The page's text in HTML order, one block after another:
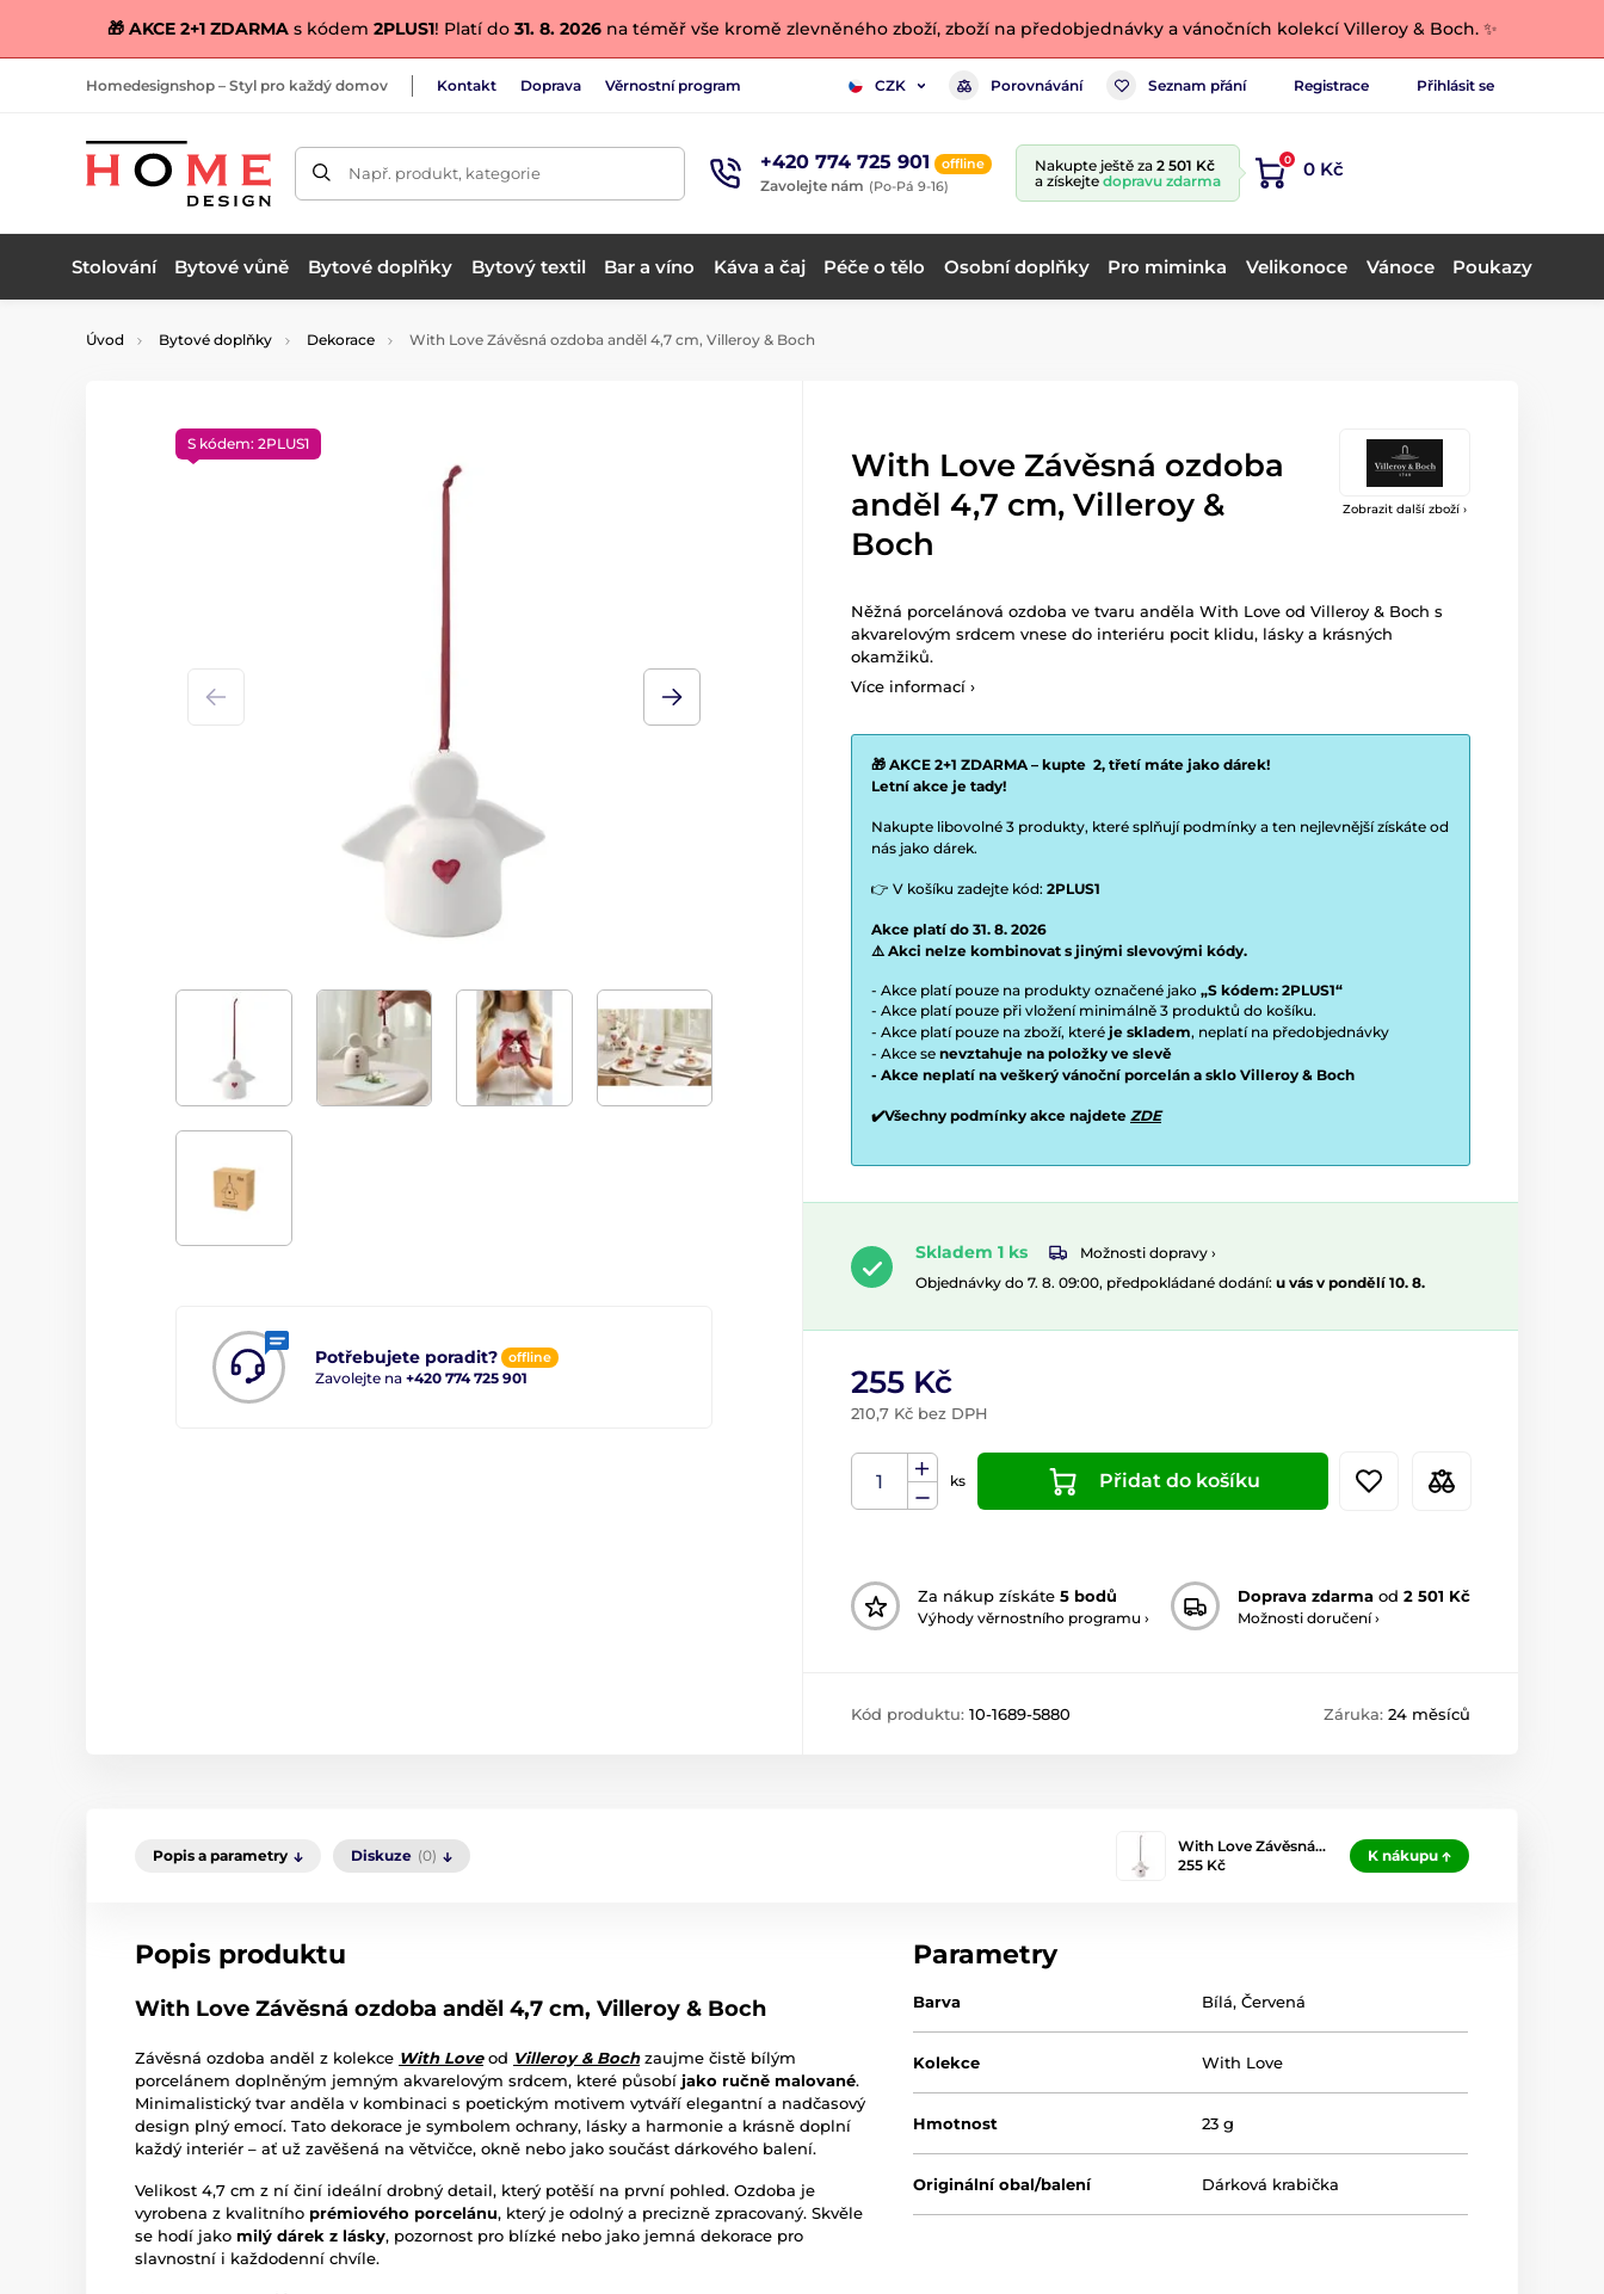
🎁 AKCE 2+1 ZDARMAs kódem 2PLUS1! Platí do31. 8. 2026na téměř vše kromě zlevněného zboží, zboží na předobjednávky a vánočních kolekcí Villeroy & Boch. ✨
Homedesignshop – Styl pro každý domov Kontakt Doprava Věrnostní program CZK Porovnávání Seznam přání Registrace Přihlásit se
Např. produkt, kategorie +420 774 725 901 offline
Zavolejte nám (Po-Pá 9-16)
Nakupte ještě za 2 501 Kč
a získejte dopravu zdarma
0 0 Kč
Stolování Bytové vůně Bytové doplňky Bytový textil Bar a víno Káva a čaj Péče o tělo Osobní doplňky Pro miminka Velikonoce Vánoce Poukazy
Úvod Bytové doplňky Dekorace With Love Závěsná ozdoba anděl 4,7 cm, Villeroy & Boch
Zobrazit další zboží ›
Potřebujete poradit? offline
Zavolejte na +420 774 725 901
S kódem: 2PLUS1
With Love Závěsná ozdoba
anděl 4,7 cm, Villeroy &
Boch
Něžná porcelánová ozdoba ve tvaru anděla With Love od Villeroy & Boch s
akvarelovým srdcem vnese do interiéru pocit klidu, lásky a krásných
okamžiků.
Více informací ›
🎁 AKCE 2+1 ZDARMA – kupte 2, třetí máte jako dárek!
Letní akce je tady!
Nakupte libovolné 3 produkty, které splňují podmínky a ten nejlevnější získáte od
nás jako dárek.
👉 V košíku zadejte kód: 2PLUS1
Akce platí do 31. 8. 2026
⚠️ Akci nelze kombinovat s jinými slevovými kódy.
- Akce platí pouze na produkty označené jako „S kódem: 2PLUS1“
- Akce platí pouze při vložení minimálně 3 produktů do košíku.
- Akce platí pouze na zboží, které je skladem, neplatí na předobjednávky
- Akce se nevztahuje na položky ve slevě
- Akce neplatí na veškerý vánoční porcelán a sklo Villeroy & Boch
✔️Všechny podmínky akce najdete ZDE
Skladem 1 ks
Možnosti dopravy ›
Objednávky do 7. 8. 09:00, předpokládané dodání: u vás v pondělí 10. 8.
255 Kč
210,7 Kč bez DPH
ks Přidat do košíku
Za nákup získáte 5 bodů
Výhody věrnostního programu ›
Doprava zdarma od 2 501 Kč
Možnosti doručení ›
Kód produktu: 10-1689-5880 Záruka: 24 měsíců
Popis a parametry Diskuze (0)
With Love Závěsná…
255 Kč
K nákupu
Popis produktu
With Love Závěsná ozdoba anděl 4,7 cm, Villeroy & Boch
Závěsná ozdoba anděl z kolekce With Loveod Villeroy & Bochzaujme čistě bílým
porcelánem doplněným jemným akvarelovým srdcem, které působí jako ručně malované.
Minimalistický tvar anděla v kombinaci s poetickým motivem vytváří elegantní a nadčasový
design plný emocí. Tato dekorace je symbolem ochrany, lásky a harmonie a krásně doplní
každý interiér – ať už zavěšená na větvičce, okně nebo jako součást dárkového balení.
Velikost 4,7 cm z ní činí ideální drobný detail, který potěší na první pohled. Ozdoba je
vyrobena z kvalitního prémiového porcelánu, který je odolný a precizně zpracovaný. Skvěle
se hodí jako milý dárek z lásky, pozornost pro blízké nebo jako jemná dekorace pro
slavnostní i každodenní chvíle.
Parametry
Barva Bílá,Červená
Kolekce With Love
Hmotnost 23 g
Originální obal/balení Dárková krabička